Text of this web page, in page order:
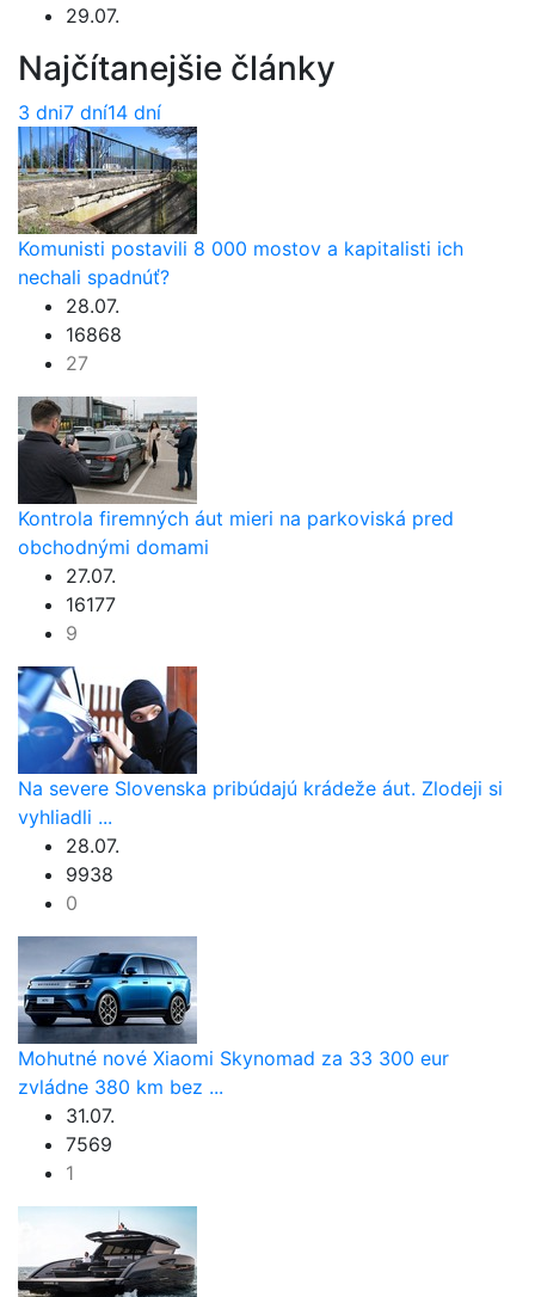
29.07.
Najčítanejšie články
3 dni7 dní14 dní
Komunisti postavili 8 000 mostov a kapitalisti ich
nechali spadnúť?
28.07.
16868
27
Kontrola firemných áut mieri na parkoviská pred
obchodnými domami
27.07.
16177
9
Na severe Slovenska pribúdajú krádeže áut. Zlodeji si
vyhliadli ...
28.07.
9938
0
Mohutné nové Xiaomi Skynomad za 33 300 eur
zvládne 380 km bez ...
31.07.
7569
1